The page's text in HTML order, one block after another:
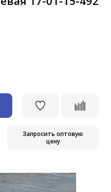
Запросить оптовую
цену